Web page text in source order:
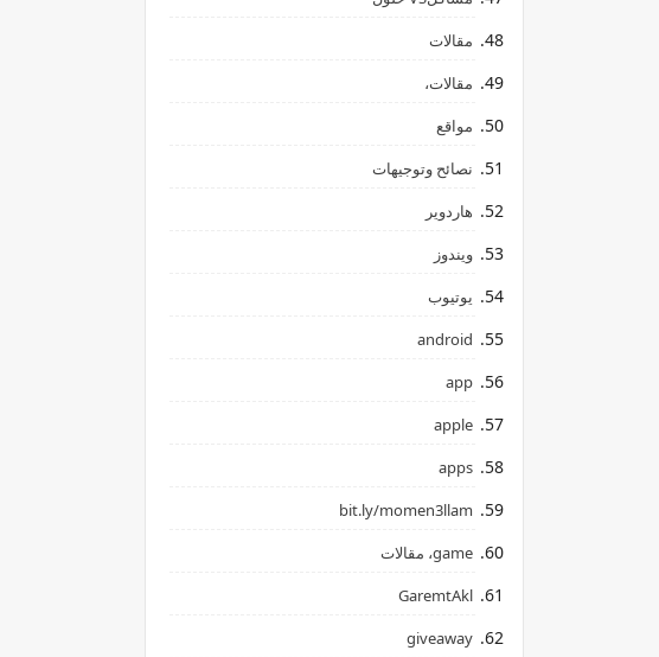
مقالات
مقالات،
مواقع
نصائح وتوجيهات
هاردوير
ويندوز
يوتيوب
android
app
apple
apps
bit.ly/momen3llam
game، مقالات
GaremtAkl
giveaway